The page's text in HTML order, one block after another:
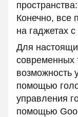
Конечно, все
на гаджетах
Для
современных
возможность
помощью
управления
помощью